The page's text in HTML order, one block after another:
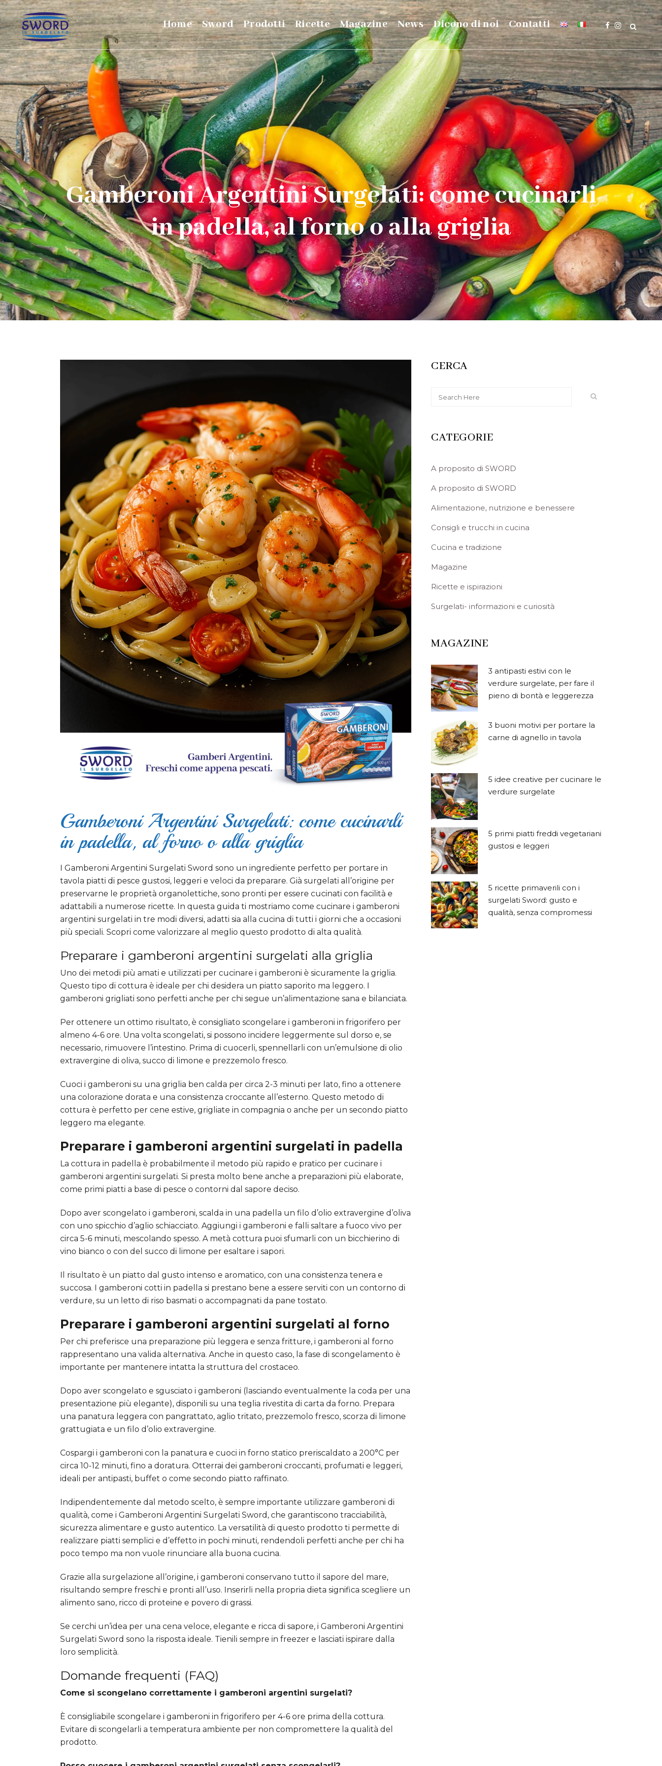
Home Sword Prodotti Ricette Magazine News Dicono di noi Contatti
Gamberoni Argentini Surgelati: come cucinarli
in padella, al forno o alla griglia
Gamberoni Argentini Surgelati: come cucinarli
in padella, al forno o alla griglia
I Gamberoni Argentini Surgelati Sword sono un ingrediente perfetto per portare in
tavola piatti di pesce gustosi, leggeri e veloci da preparare. Già surgelati all’origine per
preservarne le proprietà organolettiche, sono pronti per essere cucinati con facilità e
adattabili a numerose ricette. In questa guida ti mostriamo come cucinare i gamberoni
argentini surgelati in tre modi diversi, adatti sia alla cucina di tutti i giorni che a occasioni
più speciali. Scopri come valorizzare al meglio questo prodotto di alta qualità.
Preparare i gamberoni argentini surgelati alla griglia
Uno dei metodi più amati e utilizzati per cucinare i gamberoni è sicuramente la griglia.
Questo tipo di cottura è ideale per chi desidera un piatto saporito ma leggero. I
gamberoni grigliati sono perfetti anche per chi segue un’alimentazione sana e bilanciata.
Per ottenere un ottimo risultato, è consigliato scongelare i gamberoni in frigorifero per
almeno 4-6 ore. Una volta scongelati, si possono incidere leggermente sul dorso e, se
necessario, rimuovere l’intestino. Prima di cuocerli, spennellarli con un’emulsione di olio
extravergine di oliva, succo di limone e prezzemolo fresco.
Cuoci i gamberoni su una griglia ben calda per circa 2-3 minuti per lato, fino a ottenere
una colorazione dorata e una consistenza croccante all’esterno. Questo metodo di
cottura è perfetto per cene estive, grigliate in compagnia o anche per un secondo piatto
leggero ma elegante.
Preparare i gamberoni argentini surgelati in padella
La cottura in padella è probabilmente il metodo più rapido e pratico per cucinare i
gamberoni argentini surgelati. Si presta molto bene anche a preparazioni più elaborate,
come primi piatti a base di pesce o contorni dal sapore deciso.
Dopo aver scongelato i gamberoni, scalda in una padella un filo d’olio extravergine d’oliva
con uno spicchio d’aglio schiacciato. Aggiungi i gamberoni e falli saltare a fuoco vivo per
circa 5-6 minuti, mescolando spesso. A metà cottura puoi sfumarli con un bicchierino di
vino bianco o con del succo di limone per esaltare i sapori.
Il risultato è un piatto dal gusto intenso e aromatico, con una consistenza tenera e
succosa. I gamberoni cotti in padella si prestano bene a essere serviti con un contorno di
verdure, su un letto di riso basmati o accompagnati da pane tostato.
Preparare i gamberoni argentini surgelati al forno
Per chi preferisce una preparazione più leggera e senza fritture, i gamberoni al forno
rappresentano una valida alternativa. Anche in questo caso, la fase di scongelamento è
importante per mantenere intatta la struttura del crostaceo.
Dopo aver scongelato e sgusciato i gamberoni (lasciando eventualmente la coda per una
presentazione più elegante), disponili su una teglia rivestita di carta da forno. Prepara
una panatura leggera con pangrattato, aglio tritato, prezzemolo fresco, scorza di limone
grattugiata e un filo d’olio extravergine.
Cospargi i gamberoni con la panatura e cuoci in forno statico preriscaldato a 200°C per
circa 10-12 minuti, fino a doratura. Otterrai dei gamberoni croccanti, profumati e leggeri,
ideali per antipasti, buffet o come secondo piatto raffinato.
Indipendentemente dal metodo scelto, è sempre importante utilizzare gamberoni di
qualità, come i Gamberoni Argentini Surgelati Sword, che garantiscono tracciabilità,
sicurezza alimentare e gusto autentico. La versatilità di questo prodotto ti permette di
realizzare piatti semplici e d’effetto in pochi minuti, rendendoli perfetti anche per chi ha
poco tempo ma non vuole rinunciare alla buona cucina.
Grazie alla surgelazione all’origine, i gamberoni conservano tutto il sapore del mare,
risultando sempre freschi e pronti all’uso. Inserirli nella propria dieta significa scegliere un
alimento sano, ricco di proteine e povero di grassi.
Se cerchi un’idea per una cena veloce, elegante e ricca di sapore, i Gamberoni Argentini
Surgelati Sword sono la risposta ideale. Tienili sempre in freezer e lasciati ispirare dalla
loro semplicità.
Domande frequenti (FAQ)
Come si scongelano correttamente i gamberoni argentini surgelati?
È consigliabile scongelare i gamberoni in frigorifero per 4-6 ore prima della cottura.
Evitare di scongelarli a temperatura ambiente per non compromettere la qualità del
prodotto.
CERCA
CATEGORIE
A proposito di SWORD
A proposito di SWORD
Alimentazione, nutrizione e benessere
Consigli e trucchi in cucina
Cucina e tradizione
Magazine
Ricette e ispirazioni
Surgelati- informazioni e curiosità
MAGAZINE
3 antipasti estivi con le
verdure surgelate, per fare il
pieno di bontà e leggerezza
3 buoni motivi per portare la
carne di agnello in tavola
5 idee creative per cucinare le
verdure surgelate
5 primi piatti freddi vegetariani
gustosi e leggeri
5 ricette primaverili con i
surgelati Sword: gusto e
qualità, senza compromessi